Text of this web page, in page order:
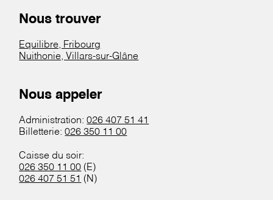
Nous trouver
Equilibre, Fribourg
Nuithonie, Villars-sur-Glâne
Nous appeler
Administration:026 407 51 41
Billetterie:026 350 11 00
Caisse du soir:
026 350 11 00 (E)
026 407 51 51 (N)